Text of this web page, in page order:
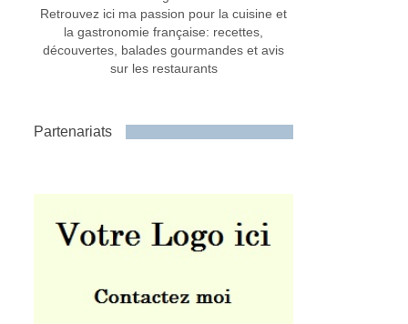
Retrouvez ici ma passion pour la cuisine et
la gastronomie française: recettes,
découvertes, balades gourmandes et avis
sur les restaurants
Partenariats